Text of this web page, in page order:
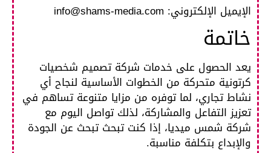
الإيميل الإلكتروني: info@shams-media.com
خاتمة
يعد الحصول على خدمات شركة تصميم شخصيات
كرتونية متحركة من الخطوات الأساسية لنجاح أي
نشاط تجاري، لما توفره من مزايا متنوعة تساهم في
تعزيز التفاعل والمشاركة، لذلك تواصل اليوم مع
شركة شمس ميديا، إذا كنت تبحث تبحث عن الجودة
والإبداع بتكلفة مناسبة.